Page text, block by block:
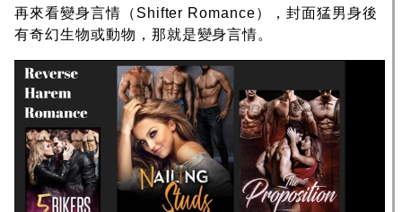
再來看變身言情（Shifter Romance），封面猛男身後
有奇幻生物或動物，那就是變身言情。